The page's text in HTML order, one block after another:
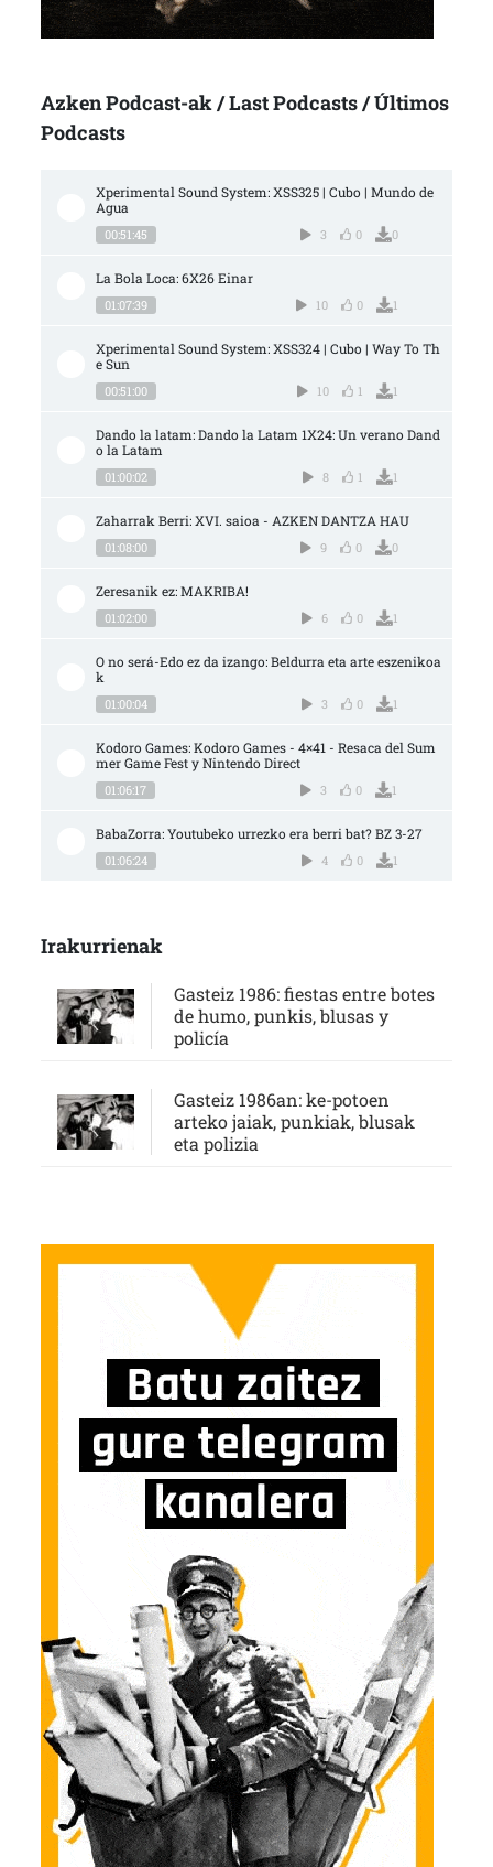
Azken Podcast-ak / Last Podcasts / Últimos
Podcasts
Xperimental Sound System: XSS325 | Cubo | Mundo de
Agua
00:51:45 3 0 0
La Bola Loca: 6X26 Einar
01:07:39 10 0 1
Xperimental Sound System: XSS324 | Cubo | Way To Th
e Sun
00:51:00 10 1 1
Dando la latam: Dando la Latam 1X24: Un verano Dand
o la Latam
01:00:02 8 1 1
Zaharrak Berri: XVI. saioa - AZKEN DANTZA HAU
01:08:00 9 0 0
Zeresanik ez: MAKRIBA!
01:02:00 6 0 1
O no será-Edo ez da izango: Beldurra eta arte eszenikoa
k
01:00:04 3 0 1
Kodoro Games: Kodoro Games - 4×41 - Resaca del Sum
mer Game Fest y Nintendo Direct
01:06:17 3 0 1
BabaZorra: Youtubeko urrezko era berri bat? BZ 3-27
01:06:24 4 0 1
Irakurrienak
Gasteiz 1986: fiestas entre botes
de humo, punkis, blusas y
policía
Gasteiz 1986an: ke-potoen
arteko jaiak, punkiak, blusak
eta polizia